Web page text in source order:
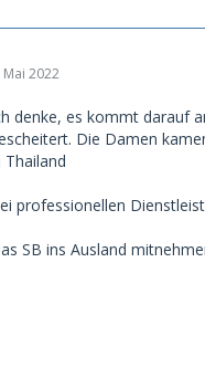
Mai 2022
denke, es kommt darauf
Die Damen
Thailand
professionellen
SB ins Ausland